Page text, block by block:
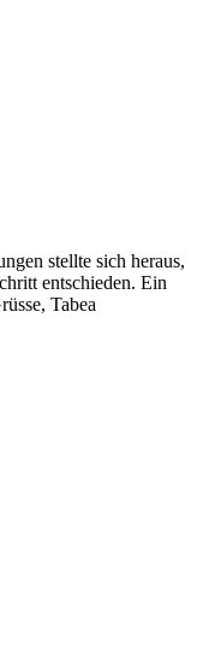
stellte sich heraus,
entschieden. Ein
Tabea